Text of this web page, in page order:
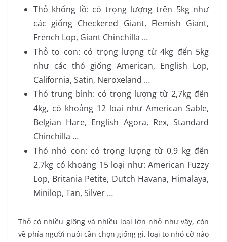
Thỏ khổng lồ: có trọng lượng trên 5kg như
các giống Checkered Giant, Flemish Giant,
French Lop, Giant Chinchilla …
Thỏ to con: có trọng lượng từ 4kg đến 5kg
như các thỏ giống American, English Lop,
California, Satin, Neroxeland …
Thỏ trung bình: có trọng lượng từ 2,7kg đến
4kg, có khoảng 12 loại như American Sable,
Belgian Hare, English Agora, Rex, Standard
Chinchilla …
Thỏ nhỏ con: có trọng lượng từ 0,9 kg đến
2,7kg có khoảng 15 loại như: American Fuzzy
Lop, Britania Petite, Dutch Havana, Himalaya,
Minilop, Tan, Silver …
Thỏ có nhiều giống và nhiều loại lớn nhỏ như vậy, còn
về phía người nuôi cần chọn giống gì, loại to nhỏ cỡ nào